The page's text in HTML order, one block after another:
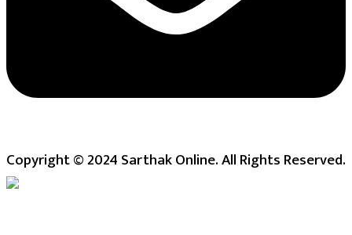
Copyright © 2024 Sarthak Online. All Rights Reserved.